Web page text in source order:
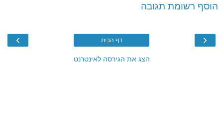
הוסף רשומת תגובה
‹
› דף הבית
הצג את הגירסה לאינטרנט